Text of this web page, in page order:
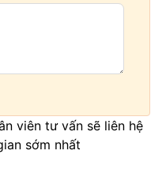
viên tư vấn sẽ liên hệ
sớm nhất